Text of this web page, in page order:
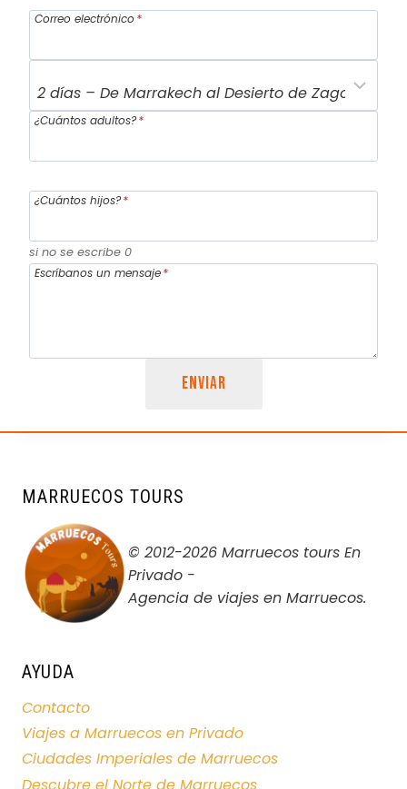
Correo electrónico*
¿Cuántos adultos?*
¿Cuántos hijos?*
si no se escribe 0
Escríbanos un mensaje*
ENVIAR
MARRUECOS TOURS
© 2012-2026 Marruecos tours En
Privado -
Agencia de viajes en Marruecos.
AYUDA
Contacto
Viajes a Marruecos en Privado
Ciudades Imperiales de Marruecos
Descubre el Norte de Marruecos